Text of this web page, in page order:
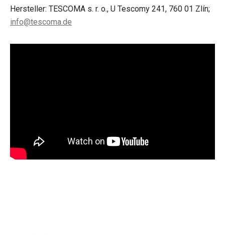
Hersteller: TESCOMA s. r. o., U Tescomy 241, 760 01 Zlín;
info@tescoma.de